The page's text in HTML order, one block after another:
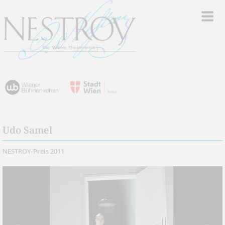
Udo Samel
NESTROY-Preis 2011